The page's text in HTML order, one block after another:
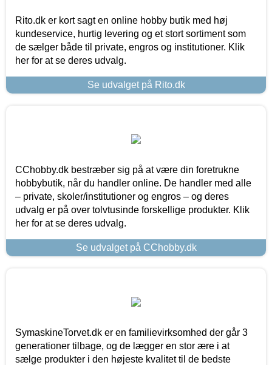
Rito.dk er kort sagt en online hobby butik med høj
kundeservice, hurtig levering og et stort sortiment som
de sælger både til private, engros og institutioner. Klik
her for at se deres udvalg.
Se udvalget på Rito.dk
CChobby.dk bestræber sig på at være din foretrukne
hobbybutik, når du handler online. De handler med alle
– private, skoler/institutioner og engros – og deres
udvalg er på over tolvtusinde forskellige produkter. Klik
her for at se deres udvalg.
Se udvalget på CChobby.dk
SymaskineTorvet.dk er en familievirksomhed der går 3
generationer tilbage, og de lægger en stor ære i at
sælge produkter i den højeste kvalitet til de bedste